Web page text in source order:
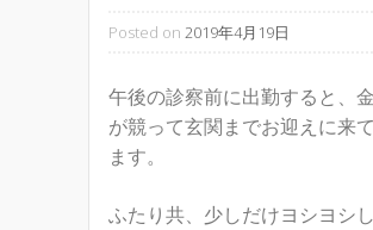
Posted on 2019年4月19日
午後の診察前に出勤すると、
が競って玄関までお迎えに来
ます。
ふたり共、少しだけヨシヨシ